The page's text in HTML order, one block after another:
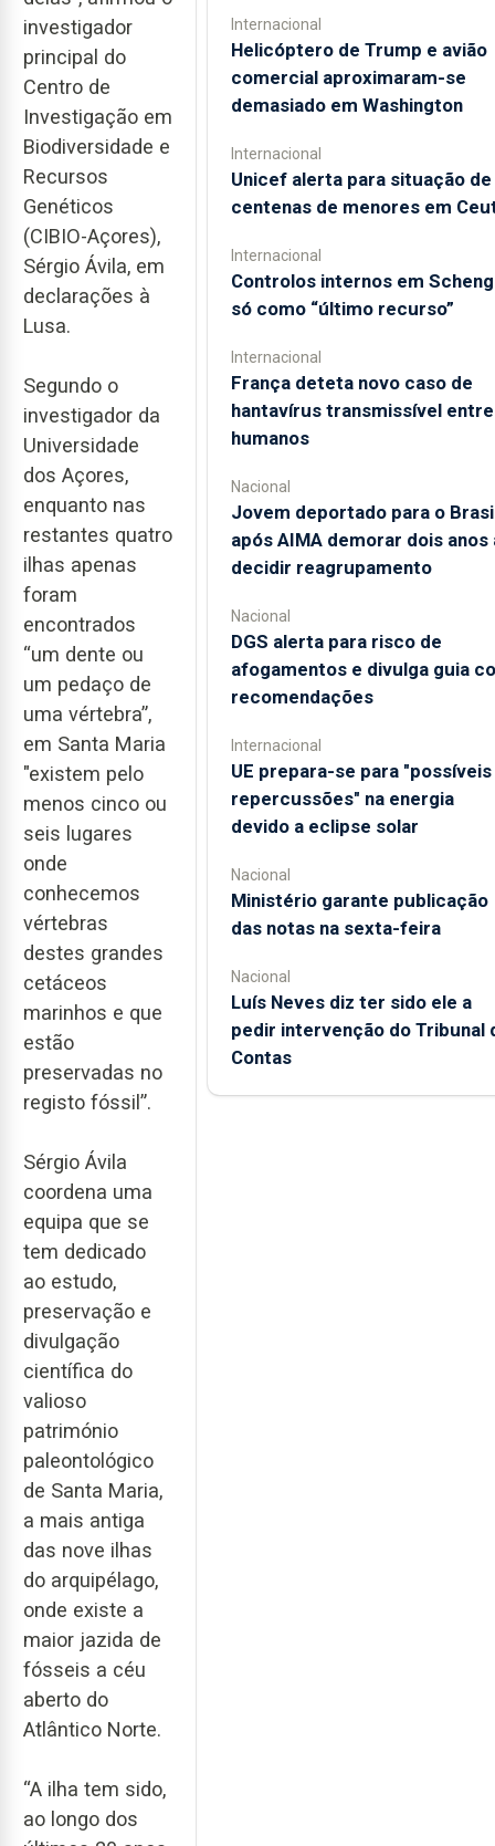
investigador
principal do
Centro de
Investigação em
Biodiversidade e
Recursos
Genéticos
(CIBIO-Açores),
Sérgio Ávila, em
declarações à
Lusa.
Segundo o
investigador da
Universidade
dos Açores,
enquanto nas
restantes quatro
ilhas apenas
foram
encontrados
“um dente ou
um pedaço de
uma vértebra”,
em Santa Maria
"existem pelo
menos cinco ou
seis lugares
onde
conhecemos
vértebras
destes grandes
cetáceos
marinhos e que
estão
preservadas no
registo fóssil”.
Sérgio Ávila
coordena uma
equipa que se
tem dedicado
ao estudo,
preservação e
divulgação
científica do
valioso
património
paleontológico
de Santa Maria,
a mais antiga
das nove ilhas
do arquipélago,
onde existe a
maior jazida de
fósseis a céu
aberto do
Atlântico Norte.
“A ilha tem sido,
ao longo dos
Internacional
Helicóptero de Trump e avião
comercial aproximaram-se
demasiado em Washington
Internacional
Unicef alerta para situação de
centenas de menores em
Internacional
Controlos internos em
só como “último recurso”
Internacional
França deteta novo caso de
hantavírus transmissível entre
humanos
Nacional
Jovem deportado para o
após AIMA demorar dois anos
decidir reagrupamento
Nacional
DGS alerta para risco de
afogamentos e divulga guia
recomendações
Internacional
UE prepara-se para "possíveis
repercussões" na energia
devido a eclipse solar
Nacional
Ministério garante publicação
das notas na sexta-feira
Nacional
Luís Neves diz ter sido ele a
pedir intervenção do Tribunal
Contas